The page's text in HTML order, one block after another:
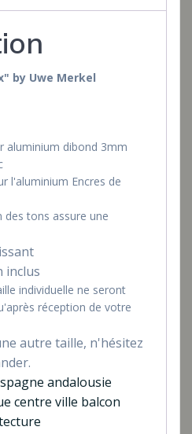
by Uwe Merkel
aluminium dibond 3mm
l'aluminium Encres de
des tons assure une
inclus
individuelle ne seront
réception de votre
autre taille, n'hésitez
andalousie
centre ville balcon